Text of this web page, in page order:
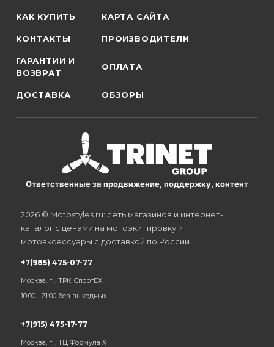
КАК КУПИТЬ КАРТА САЙТА
КОНТАКТЫ ПРОИЗВОДИТЕЛИ
ГАРАНТИИ И
ВОЗВРАТ
ОПЛАТА
ДОСТАВКА ОБЗОРЫ
Ответственные за продвижение, поддержку, контент
2026 © Motostyles.ru: сеть магазинов и интернет-
каталог с ценами на мотоэкипировку и
мотоаксессуары с доставкой по России.
+7(985) 475-07-77
Москва, г. , ТРК СпортЕХ
10:00 - 21:00 без выходных
+7(915) 475-17-77
Москва, г. , ТЦ Формула Х